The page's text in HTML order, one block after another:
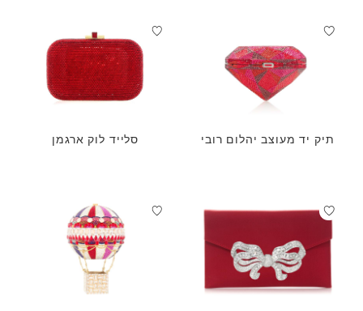
תיק יד מעוצב יהלום רובי סלייד לוק ארגמן